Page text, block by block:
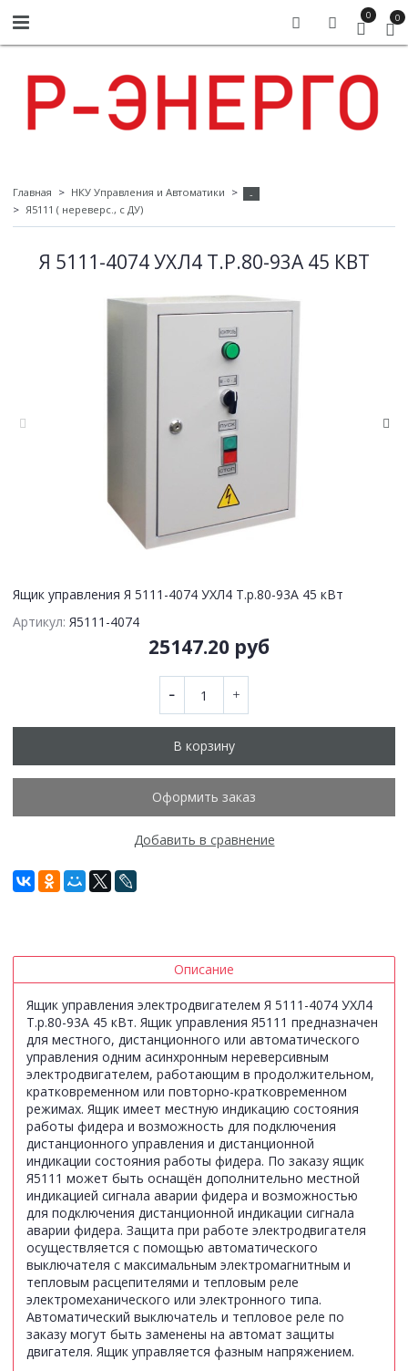
0 0
Главная НКУ Управления и Автоматики
-
Я5111 ( нереверс., с ДУ)
Я 5111-4074 УХЛ4 Т.Р.80-93А 45 КВТ
Ящик управления Я 5111-4074 УХЛ4 Т.р.80-93А 45 кВт
Артикул: Я5111-4074
25147.20 руб
В корзину
Оформить заказ
Добавить в сравнение
Описание
Ящик управления электродвигателем Я 5111-4074 УХЛ4
Т.р.80-93А 45 кВт. Ящик управления Я5111 предназначен
для местного, дистанционного или автоматического
управления одним асинхронным нереверсивным
электродвигателем, работающим в продолжительном,
кратковременном или повторно-кратковременном
режимах. Ящик имеет местную индикацию состояния
работы фидера и возможность для подключения
дистанционного управления и дистанционной
индикации состояния работы фидера. По заказу ящик
Я5111 может быть оснащён дополнительно местной
индикацией сигнала аварии фидера и возможностью
для подключения дистанционной индикации сигнала
аварии фидера. Защита при работе электродвигателя
осуществляется с помощью автоматического
выключателя с максимальным электромагнитным и
тепловым расцепителями и тепловым реле
электромеханического или электронного типа.
Автоматический выключатель и тепловое реле по
заказу могут быть заменены на автомат защиты
двигателя. Ящик управляется фазным напряжением.